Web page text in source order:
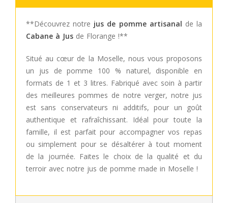
**Découvrez notre jus de pomme artisanal de la
Cabane à Jus de Florange !**
Situé au cœur de la Moselle, nous vous proposons
un jus de pomme 100 % naturel, disponible en
formats de 1 et 3 litres. Fabriqué avec soin à partir
des meilleures pommes de notre verger, notre jus
est sans conservateurs ni additifs, pour un goût
authentique et rafraîchissant. Idéal pour toute la
famille, il est parfait pour accompagner vos repas
ou simplement pour se désaltérer à tout moment
de la journée. Faites le choix de la qualité et du
terroir avec notre jus de pomme made in Moselle !